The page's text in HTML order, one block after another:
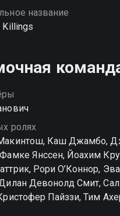
название
Killings
ролях
Каш Джамбо,
Янссен, Йоахим
Рори О’Коннор,
Девонолд Смит,
Пайззи, Тим